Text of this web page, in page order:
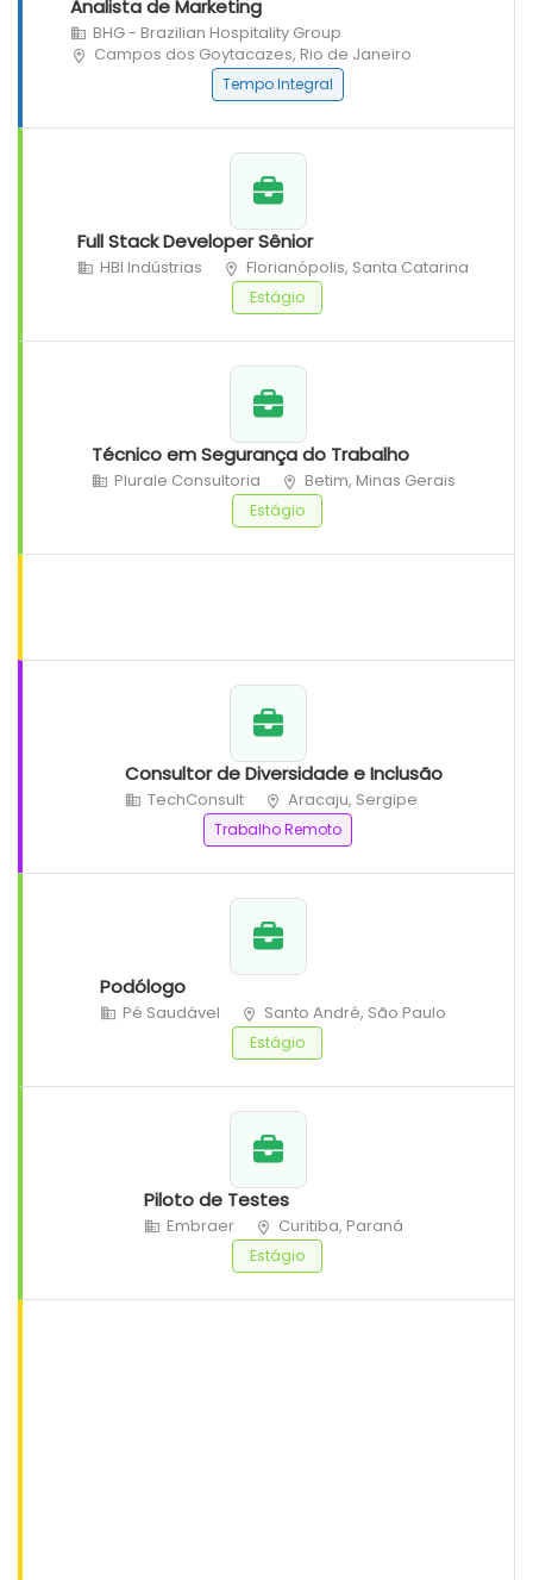
Analista de Marketing
BHG - Brazilian Hospitality Group
Campos dos Goytacazes, Rio de Janeiro
Tempo Integral
Full Stack Developer Sênior
HBI Indústrias Florianópolis, Santa Catarina
Estágio
Técnico em Segurança do Trabalho
Plurale Consultoria Betim, Minas Gerais
Estágio
Consultor de Diversidade e Inclusão
TechConsult Aracaju, Sergipe
Trabalho Remoto
Podólogo
Pé Saudável Santo André, São Paulo
Estágio
Piloto de Testes
Embraer Curitiba, Paraná
Estágio